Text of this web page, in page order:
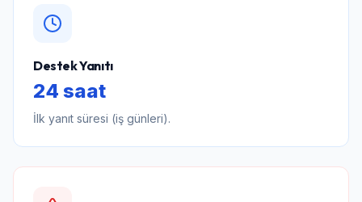
Destek Yanıtı
24 saat
İlk yanıt süresi (iş günleri).